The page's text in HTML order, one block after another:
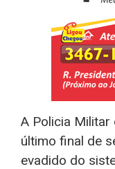
A Policia Militar
último final de
evadido do